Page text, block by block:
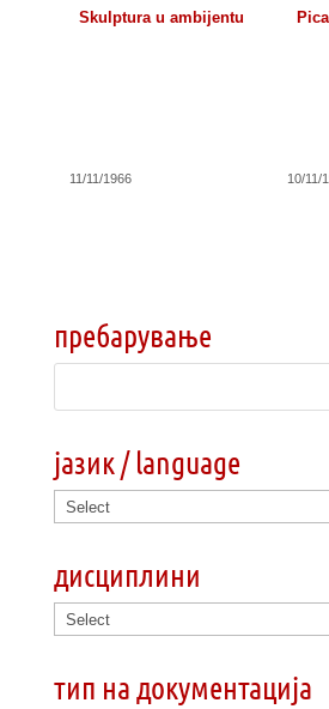
Skulptura u ambijentu
11/11/1966 10/11/
пребарување
јазик / language
дисциплини
тип на документација